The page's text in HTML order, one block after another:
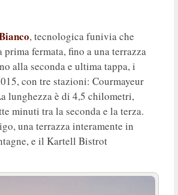
, tecnologica funivia che
fermata, fino a una terrazza
alla seconda e ultima tappa, i
con tre stazioni: Courmayeur
lunghezza è di 4,5 chilometri,
minuti tra la seconda e la terza.
una terrazza interamente in
e il Kartell Bistrot